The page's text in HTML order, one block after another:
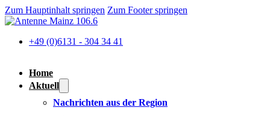
Zum Hauptinhalt springen Zum Footer springen
+49 (0)6131 - 304 34 41
Home
Aktuell
Nachrichten aus der Region